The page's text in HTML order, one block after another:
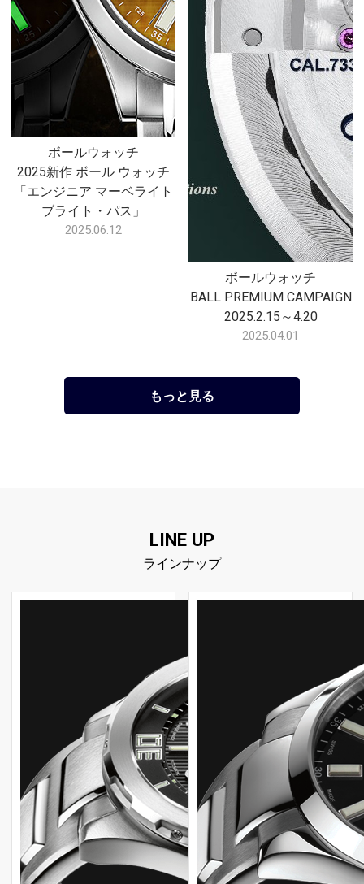
ボールウォッチ
2025新作 ボール ウォッチ
「エンジニア マーベライト
ブライト・パス」
2025.06.12
ボールウォッチ
BALL PREMIUM CAMPAIGN
2025.2.15～4.20
2025.04.01
もっと見る
LINE UP
ラインナップ